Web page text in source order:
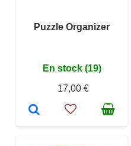
Puzzle Organizer
En stock (19)
17,00 €